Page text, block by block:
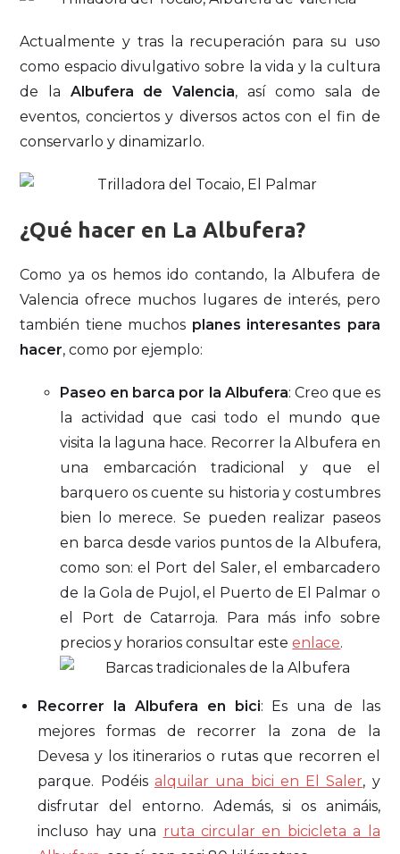
Actualmente y tras la recuperación para su uso
como espacio divulgativo sobre la vida y la cultura
de la Albufera de Valencia, así como sala de
eventos, conciertos y diversos actos con el fin de
conservarlo y dinamizarlo.
¿Qué hacer en La Albufera?
Como ya os hemos ido contando, la Albufera de
Valencia ofrece muchos lugares de interés, pero
también tiene muchos planes interesantes para
hacer, como por ejemplo:
Paseo en barca por la Albufera: Creo que es
la actividad que casi todo el mundo que
visita la laguna hace. Recorrer la Albufera en
una embarcación tradicional y que el
barquero os cuente su historia y costumbres
bien lo merece. Se pueden realizar paseos
en barca desde varios puntos de la Albufera,
como son: el Port del Saler, el embarcadero
de la Gola de Pujol, el Puerto de El Palmar o
el Port de Catarroja. Para más info sobre
precios y horarios consultar esteenlace.
Recorrer la Albufera en bici: Es una de las
mejores formas de recorrer la zona de la
Devesa y los itinerarios o rutas que recorren el
parque. Podéis alquilar una bici en El Saler, y
disfrutar del entorno. Además, si os animáis,
incluso hay una ruta circular en bicicleta a la